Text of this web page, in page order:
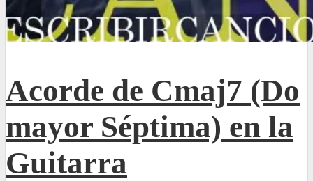
Acorde de Cmaj7 (Do
mayor Séptima) en la
Guitarra